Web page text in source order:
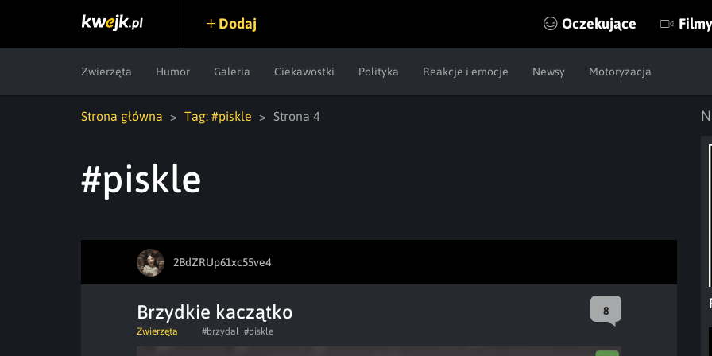
Dodaj Oczekujące Filmy
Zwierzęta Humor Galeria Ciekawostki Polityka Reakcje i emocje Newsy Motoryzacja
Strona główna Tag: #piskle Strona 4
#piskle
2BdZRUp61xc55ve4
Brzydkie kaczątko 8
Zwierzęta #brzydal #piskle